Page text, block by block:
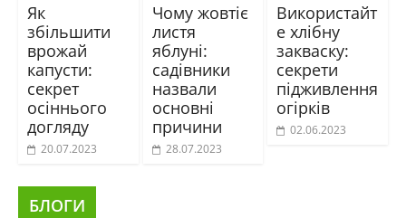
Як
збільшити
врожай
капусти:
секрет
осіннього
догляду
20.07.2023
Чому жовтіє
листя
яблуні:
садівники
назвали
основні
причини
28.07.2023
Використайт
е хлібну
закваску:
секрети
підживлення
огірків
02.06.2023
БЛОГИ